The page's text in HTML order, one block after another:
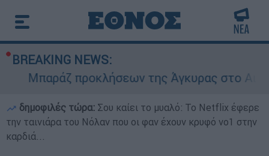
BREAKING NEWS:
Μπαράζ προκλήσεων της Άγκυρας στο
δημοφιλές τώρα: Σου καίει το μυαλό: Το Netflix έφερε
την ταινιάρα του Νόλαν που οι φαν έχουν κρυφό νο1 στην
καρδιά...